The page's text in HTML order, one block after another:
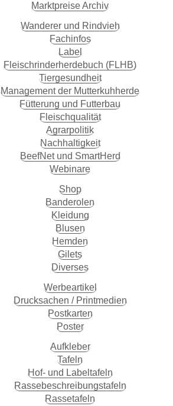
Marktpreise Archiv
Wanderer und Rindvieh
Fachinfos
Label
Fleischrinderherdebuch (FLHB)
Tiergesundheit
Management der Mutterkuhherde
Fütterung und Futterbau
Fleischqualität
Agrarpolitik
Nachhaltigkeit
BeefNet und SmartHerd
Webinare
Shop
Banderolen
Kleidung
Blusen
Hemden
Gilets
Diverses
Werbeartikel
Drucksachen / Printmedien
Postkarten
Poster
Aufkleber
Tafeln
Hof- und Labeltafeln
Rassebeschreibungstafeln
Rassetafeln